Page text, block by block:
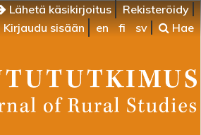
Lähetä käsikirjoitus
Rekisteröidy
Kirjaudu sisään
en fi sv Hae